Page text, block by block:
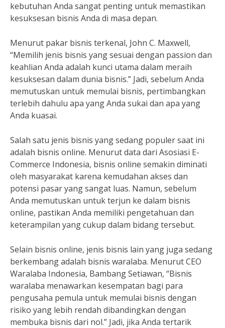
kebutuhan Anda sangat penting untuk memastikan
kesuksesan bisnis Anda di masa depan.
Menurut pakar bisnis terkenal, John C. Maxwell,
“Memilih jenis bisnis yang sesuai dengan passion dan
keahlian Anda adalah kunci utama dalam meraih
kesuksesan dalam dunia bisnis.” Jadi, sebelum Anda
memutuskan untuk memulai bisnis, pertimbangkan
terlebih dahulu apa yang Anda sukai dan apa yang
Anda kuasai.
Salah satu jenis bisnis yang sedang populer saat ini
adalah bisnis online. Menurut data dari Asosiasi E-
Commerce Indonesia, bisnis online semakin diminati
oleh masyarakat karena kemudahan akses dan
potensi pasar yang sangat luas. Namun, sebelum
Anda memutuskan untuk terjun ke dalam bisnis
online, pastikan Anda memiliki pengetahuan dan
keterampilan yang cukup dalam bidang tersebut.
Selain bisnis online, jenis bisnis lain yang juga sedang
berkembang adalah bisnis waralaba. Menurut CEO
Waralaba Indonesia, Bambang Setiawan, “Bisnis
waralaba menawarkan kesempatan bagi para
pengusaha pemula untuk memulai bisnis dengan
risiko yang lebih rendah dibandingkan dengan
membuka bisnis dari nol.” Jadi, jika Anda tertarik